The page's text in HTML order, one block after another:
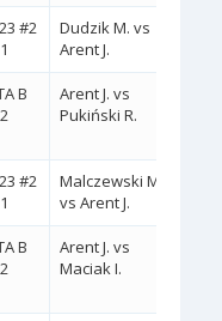
#2
Dudzik M. vs
Arent J.
B
Arent J. vs
Pukiński R.
#2
Malczewski M.
vs Arent J.
B
Arent J. vs
Maciak I.